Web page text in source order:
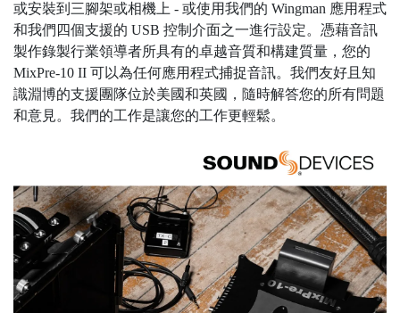
或安裝到三腳架或相機上 - 或使用我們的 Wingman 應用程式
和我們四個支援的 USB 控制介面之一進行設定。憑藉音訊
製作錄製行業領導者所具有的卓越音質和構建質量，您的
MixPre-10 II 可以為任何應用程式捕捉音訊。我們友好且知
識淵博的支援團隊位於美國和英國，隨時解答您的所有問題
和意見。我們的工作是讓您的工作更輕鬆。